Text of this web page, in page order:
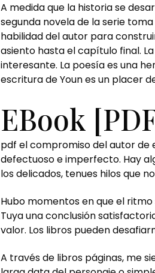
A medida que la historia se
segunda novela de la serie
habilidad del autor para
asiento hasta el capítulo final.
interesante. La poesía es una
escritura de Youn es un placer
EBook
pdf el compromiso del autor de
defectuoso e imperfecto. Hay
los delicados, tenues hilos que
Hubo momentos en que el
Tuya una conclusión
valor. Los libros pueden
A través de libros páginas, me